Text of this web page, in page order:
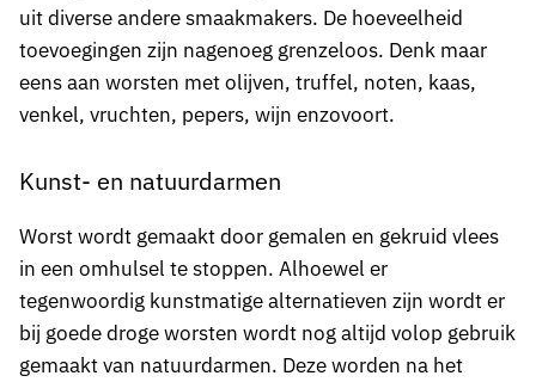
uit diverse andere smaakmakers. De hoeveelheid
toevoegingen zijn nagenoeg grenzeloos. Denk maar
eens aan worsten met olijven, truffel, noten, kaas,
venkel, vruchten, pepers, wijn enzovoort.
Kunst- en natuurdarmen
Worst wordt gemaakt door gemalen en gekruid vlees
in een omhulsel te stoppen. Alhoewel er
tegenwoordig kunstmatige alternatieven zijn wordt er
bij goede droge worsten wordt nog altijd volop gebruik
gemaakt van natuurdarmen. Deze worden na het